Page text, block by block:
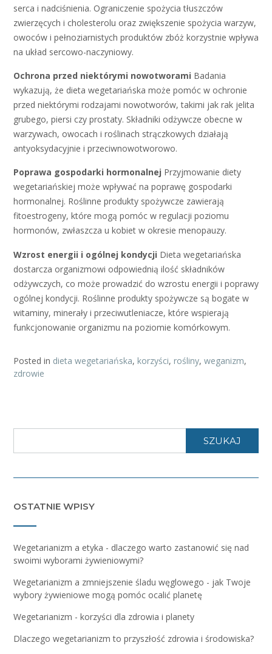
serca i nadciśnienia. Ograniczenie spożycia tłuszczów
zwierzęcych i cholesterolu oraz zwiększenie spożycia warzyw,
owoców i pełnoziarnistych produktów zbóż korzystnie wpływa
na układ sercowo-naczyniowy.
Ochrona przed niektórymi nowotworami Badania
wykazują, że dieta wegetariańska może pomóc w ochronie
przed niektórymi rodzajami nowotworów, takimi jak rak jelita
grubego, piersi czy prostaty. Składniki odżywcze obecne w
warzywach, owocach i roślinach strączkowych działają
antyoksydacyjnie i przeciwnowotworowo.
Poprawa gospodarki hormonalnej Przyjmowanie diety
wegetariańskiej może wpływać na poprawę gospodarki
hormonalnej. Roślinne produkty spożywcze zawierają
fitoestrogeny, które mogą pomóc w regulacji poziomu
hormonów, zwłaszcza u kobiet w okresie menopauzy.
Wzrost energii i ogólnej kondycji Dieta wegetariańska
dostarcza organizmowi odpowiednią ilość składników
odżywczych, co może prowadzić do wzrostu energii i poprawy
ogólnej kondycji. Roślinne produkty spożywcze są bogate w
witaminy, minerały i przeciwutleniacze, które wspierają
funkcjonowanie organizmu na poziomie komórkowym.
Posted in dieta wegetariańska, korzyści, rośliny, weganizm,
zdrowie
SZUKAJ
OSTATNIE WPISY
Wegetarianizm a etyka - dlaczego warto zastanowić się nad
swoimi wyborami żywieniowymi?
Wegetarianizm a zmniejszenie śladu węglowego - jak Twoje
wybory żywieniowe mogą pomóc ocalić planetę
Wegetarianizm - korzyści dla zdrowia i planety
Dlaczego wegetarianizm to przyszłość zdrowia i środowiska?